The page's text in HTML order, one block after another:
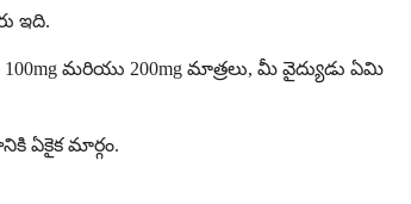
ఇది.
మరియు 200mg మాత్రలు, మీ వైద్యుడు ఏమి
ఏకైక మార్గం.